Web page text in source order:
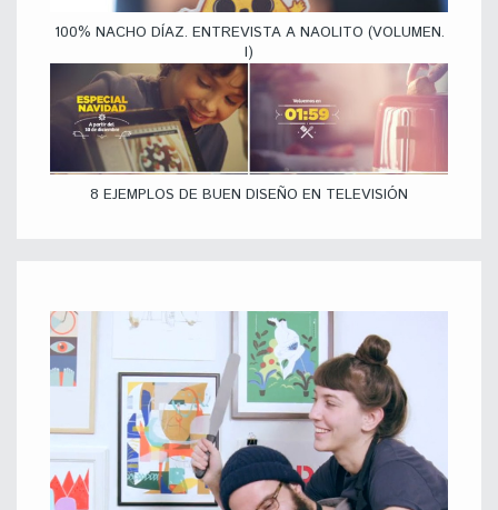
100% NACHO DÍAZ. ENTREVISTA A NAOLITO (VOLUMEN.
I)
8 EJEMPLOS DE BUEN DISEÑO EN TELEVISIÓN